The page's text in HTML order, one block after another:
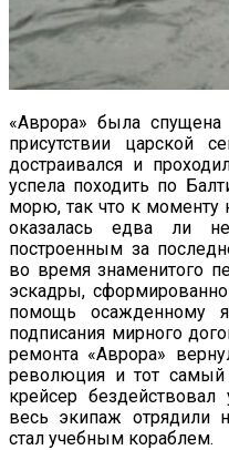
«Аврора» была
присутствии царской
достраивался и
успела походить по
морю, так что к моменту
оказалась едва ли
построенным за
во время знаменитого
эскадры,
помощь осажденному
подписания мирного
ремонта «Аврора»
революция и тот
крейсер
весь экипаж отрядили
стал учебным кораблем.